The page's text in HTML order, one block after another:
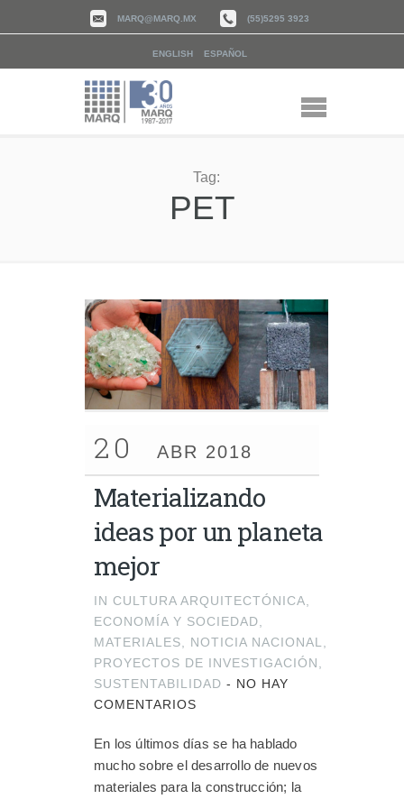
MARQ@MARQ.MX (55)5295 3923
ENGLISH ESPAÑOL
Tag:
PET
20 ABR 2018
Materializando
ideas por un planeta
mejor
IN CULTURA ARQUITECTÓNICA
ECONOMÍA Y SOCIEDAD
MATERIALES
NOTICIA NACIONAL
PROYECTOS DE INVESTIGACIÓN
SUSTENTABILIDAD - NO HAY
COMENTARIOS
En los últimos días se ha hablado
mucho sobre el desarrollo de nuevos
materiales para la construcción; la